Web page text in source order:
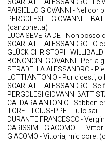
SCARLATTI ALESSANDRO -
PAISIELLO GIOVANNI - Nel
PERGOLESI GIOVANNI
(canzonetta)
LUCA SEVERA DE - Non
SCARLATTI ALESSANDRO -
GLÜCK CHRISTOPH
BONONCINI GIOVANNI - Per
STRADELLA ALESSANDRO -
LOTTI ANTONIO - Pur dicesti,
SCARLATTI ALESSANDRO -
PERGOLESI GIOVANNI
CALDARA ANTONIO - Sebben
TORELLI GIUSEPPE - Tu lo sai
DURANTE FRANCESCO -
CARISSIMI GIACOMO -
GIACOMO - Vittoria, mio core!